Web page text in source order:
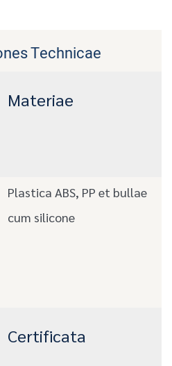
Technicae
Materiae
Plastica ABS, PP et bullae
cum silicone
Certificata